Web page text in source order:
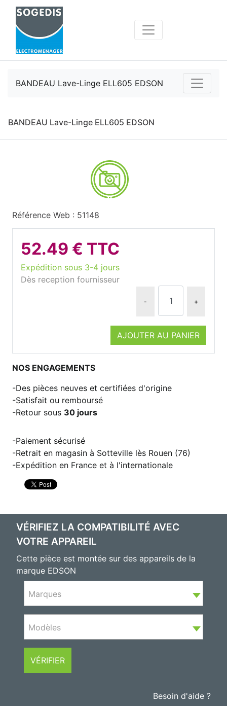
BANDEAU Lave-Linge ELL605 EDSON
BANDEAU Lave-Linge ELL605 EDSON
Référence Web : 51148
52.49 € TTC
Expédition sous 3-4 jours
Dès reception fournisseur
- +
AJOUTER AU PANIER
NOS ENGAGEMENTS
Des pièces neuves et certifiées d'origine
Satisfait ou remboursé
Retour sous 30 jours
Paiement sécurisé
Retrait en magasin à Sotteville lès Rouen (76)
Expédition en France et à l'internationale
VÉRIFIEZ LA COMPATIBILITÉ AVEC
VOTRE APPAREIL
Cette pièce est montée sur des appareils de la
marque EDSON
Marques
Modèles
VÉRIFIER
Besoin d'aide ?